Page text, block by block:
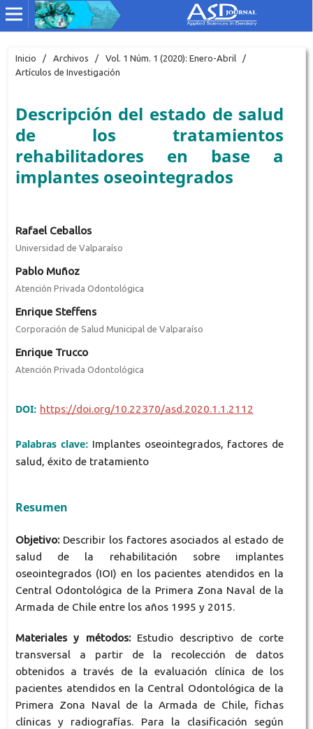
Inicio / Archivos / Vol. 1 Núm. 1 (2020): Enero-Abril
/
Artículos de Investigación
Descripción del estado de salud
de los tratamientos
rehabilitadores en base a
implantes oseointegrados
Rafael Ceballos
Universidad de Valparaíso
Pablo Muñoz
Atención Privada Odontológica
Enrique Steffens
Corporación de Salud Municipal de Valparaíso
Enrique Trucco
Atención Privada Odontológica
DOI: https://doi.org/10.22370/asd.2020.1.1.2112
Palabras clave: Implantes oseointegrados, factores de
salud, éxito de tratamiento
Resumen
Objetivo:Describir los factores asociados al estado de
salud de la rehabilitación sobre implantes
oseointegrados (IOI) en los pacientes atendidos en la
Central Odontológica de la Primera Zona Naval de la
Armada de Chile entre los años 1995 y 2015.
Materiales y métodos:Estudio descriptivo de corte
transversal a partir de la recolección de datos
obtenidos a través de la evaluación clínica de los
pacientes atendidos en la Central Odontológica de la
Primera Zona Naval de la Armada de Chile, fichas
clínicas y radiografías. Para la clasificación según